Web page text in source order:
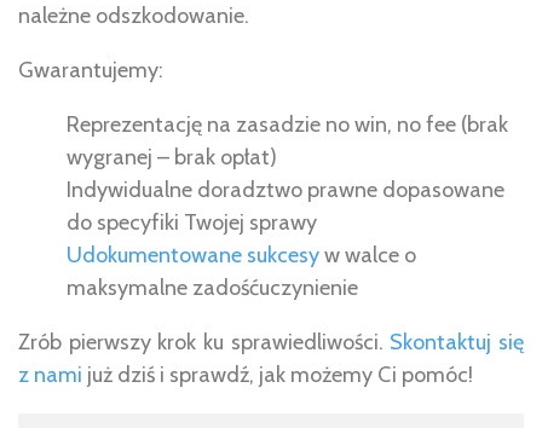
należne odszkodowanie.
Gwarantujemy:
Reprezentację na zasadzie no win, no fee (brak
wygranej – brak opłat)
Indywidualne doradztwo prawne dopasowane
do specyfiki Twojej sprawy
Udokumentowane sukcesyw walce o
maksymalne zadośćuczynienie
Zrób pierwszy krok ku sprawiedliwości. Skontaktuj się
z nami już dziś i sprawdź, jak możemy Ci pomóc!